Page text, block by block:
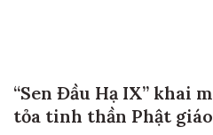
“Sen Đầu Hạ IX” khai
tỏa tinh thần Phật